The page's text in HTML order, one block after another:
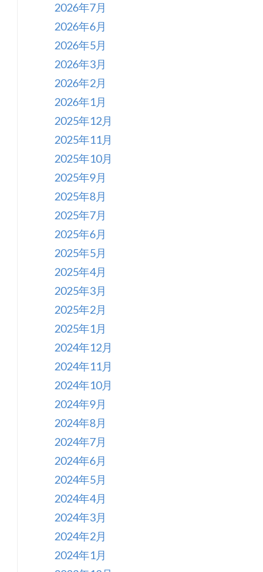
2026年7月
2026年6月
2026年5月
2026年3月
2026年2月
2026年1月
2025年12月
2025年11月
2025年10月
2025年9月
2025年8月
2025年7月
2025年6月
2025年5月
2025年4月
2025年3月
2025年2月
2025年1月
2024年12月
2024年11月
2024年10月
2024年9月
2024年8月
2024年7月
2024年6月
2024年5月
2024年4月
2024年3月
2024年2月
2024年1月